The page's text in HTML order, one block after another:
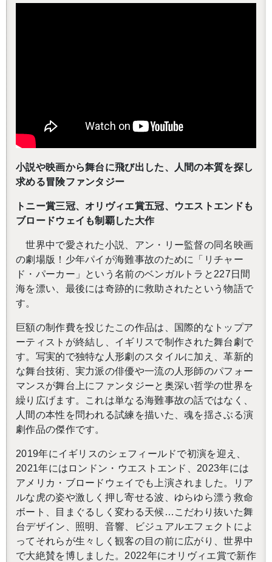
小説や映画から舞台に飛び出した、人間の本質を探し
求める冒険ファンタジー
トニー賞三冠、オリヴィエ賞五冠、ウエストエンドも
ブロードウェイも制覇した大作
世界中で愛された小説、アン・リー監督の同名映画
の劇場版！少年パイが海難事故のために「リチャー
ド・パーカー」という名前のベンガルトラと 227 日間
海を漂い、最後には奇跡的に救助されたという物語で
す。
巨額の制作費を投じたこの作品は、国際的なトップア
ーティストが終結し、イギリスで制作された舞台劇で
す。写実的で独特な人形劇のスタイルに加え、革新的
な舞台技術、実力派の俳優や一流の人形師のパフォー
マンスが舞台上にファンタジーと奥深い哲学の世界を
繰り広げます。これは単なる海難事故の話ではなく、
人間の本性を問われる試練を描いた、魂を揺さぶる演
劇作品の傑作です。
2019年にイギリスのシェフィールドで初演を迎え、
2021年にはロンドン・ウエストエンド、 2023年には
アメリカ・ブロードウェイでも上演されました。リア
ルな虎の姿や激しく押し寄せる波、ゆらゆら漂う救命
ボート、目まぐるしく変わる天候…こだわり抜いた舞
台デザイン、照明、音響、ビジュアルエフェクトによ
ってそれらが生々しく観客の目の前に広がり、世界中
で大絶賛を博しました。 2022年にオリヴィエ賞で新作